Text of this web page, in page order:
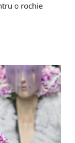
o rochie